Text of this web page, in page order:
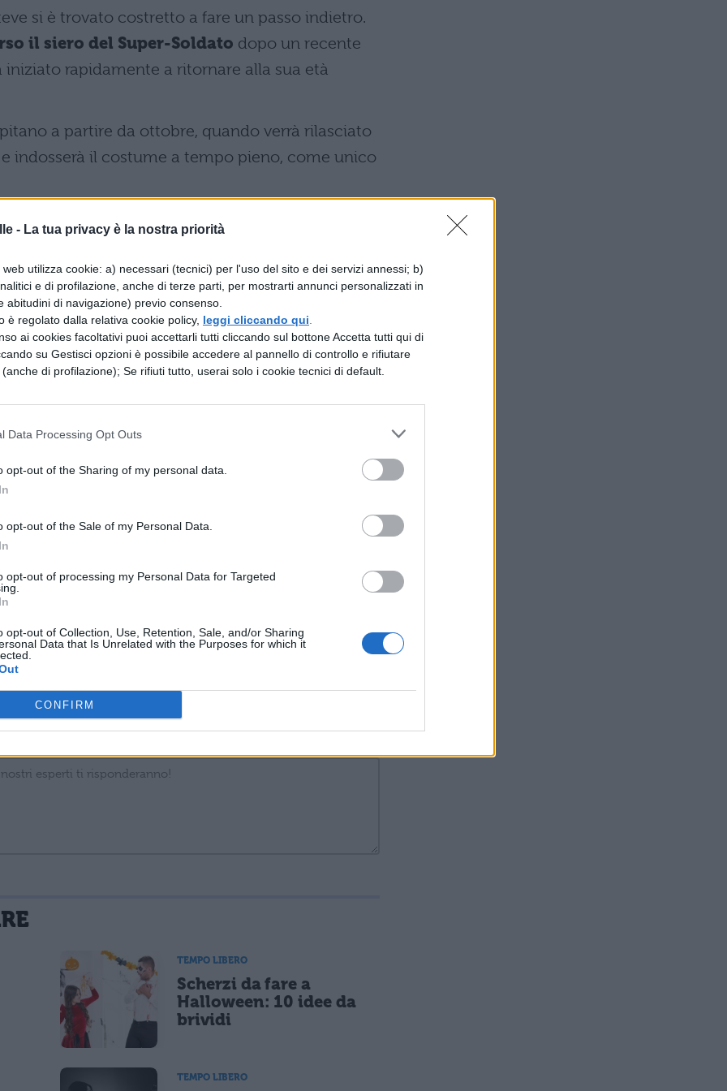
- La tua privacy è la nostra priorità
utilizza cookie: a) necessari (tecnici) per l'uso del sito e dei servizi annessi; b)
e di profilazione, anche di terze parti, per mostrarti annunci personalizzati in
abitudini di navigazione) previo consenso.
è regolato dalla relativa cookie policy, leggi cliccando qui
ai cookies facoltativi puoi accettarli tutti cliccando sul bottone Accetta tutti qui di
su Gestisci opzioni è possibile accedere al pannello di controllo e rifiutare
di profilazione); Se rifiuti tutto, userai solo i cookie tecnici di default.
Data Processing Opt Outs
opt-out of the Sharing of my personal data.
opt-out of the Sale of my Personal Data.
opt-out of processing my Personal Data for Targeted
opt-out of Collection, Use, Retention, Sale, and/or Sharing
Data that Is Unrelated with the Purposes for which it
CONFIRM
si è trovato costretto a fare un passo indietro.
il siero del Super-Soldato dopo un recente
rapidamente a ritornare alla sua età
a partire da ottobre, quando verrà rilasciato
indosserà il costume a tempo pieno, come unico
di colore?
sostituire come protagonista assoluto il caro
Certamente saràil primo afro-
sulla testata, ma egli non è
aver indossato i panni di Capitan America.
di Elijah Bradley (il Patriot dei Young
una situazione simile, ma questa volta sarà
numerose volte. Il governo americano ha
soldati, ma fallendo nel tentativo. Uno dei
di tornare ad essere il giovane guerriero
tutti.
App, per essere sempre aggiornati sui nostri
Play ed è gratuita.
cookie salvi i tuoi dati (nome, email) per il prossimo commento.
di marketing diretto con modalità automatizzate o tradizionali
TEMPO LIBERO
Scherzi da fare a
Halloween: 10 idee da
brividi
TEMPO LIBERO